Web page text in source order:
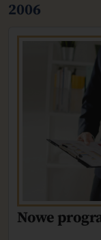
2006
Nowe